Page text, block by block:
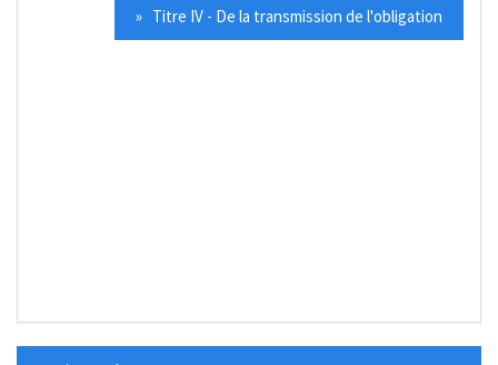
» Titre IV - De la transmission de l'obligation